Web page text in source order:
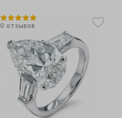
0 отзывов